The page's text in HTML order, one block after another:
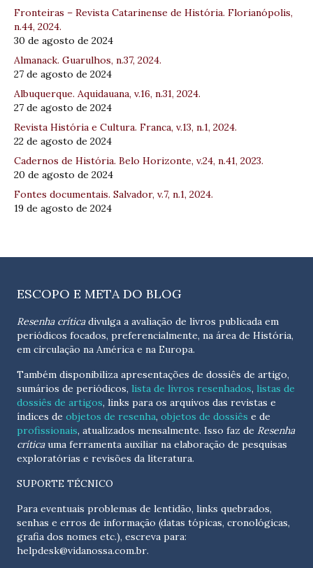
Fronteiras – Revista Catarinense de História. Florianópolis,
n.44, 2024.
30 de agosto de 2024
Almanack. Guarulhos, n.37, 2024.
27 de agosto de 2024
Albuquerque. Aquidauana, v.16, n.31, 2024.
27 de agosto de 2024
Revista História e Cultura. Franca, v.13, n.1, 2024.
22 de agosto de 2024
Cadernos de História. Belo Horizonte, v.24, n.41, 2023.
20 de agosto de 2024
Fontes documentais. Salvador, v.7, n.1, 2024.
19 de agosto de 2024
ESCOPO E META DO BLOG
Resenha críticadivulga a avaliação de livros publicada em
periódicos focados, preferencialmente, na área de História,
em circulação na América e na Europa.
Também disponibiliza apresentações de dossiês de artigo,
sumários de periódicos, lista de livros resenhados, listas de
dossiês de artigos, links para os arquivos das revistas e
índices de objetos de resenha, objetos de dossiês e de
profissionais, atualizados mensalmente. Isso faz de Resenha
críticauma ferramenta auxiliar na elaboração de pesquisas
exploratórias e revisões da literatura.
SUPORTE TÉCNICO
Para eventuais problemas de lentidão, links quebrados,
senhas e erros de informação (datas tópicas, cronológicas,
helpdesk@vidanossa.com.br.